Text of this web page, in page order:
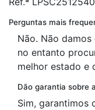
Perguntas mais
Não. Não
no entanto
melhor estado e
Dão garantia sobre
Sim, garantimos